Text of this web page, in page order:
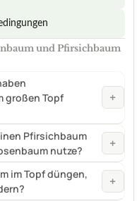
und Pfirsichbaum
großen Topf
+
Pfirsichbaum
nutze?
+
im Topf düngen,
+